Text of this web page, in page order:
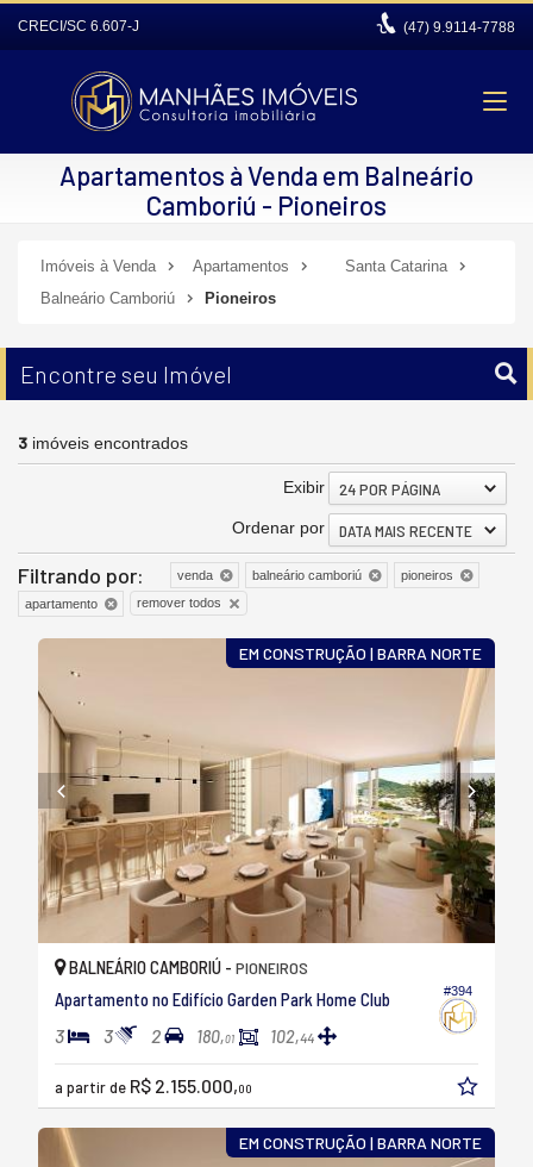
CRECI/SC 6.607-J (47) 9.9114-7788
Apartamentos à Venda em Balneário
Camboriú - Pioneiros
Imóveis à Venda Apartamentos
Santa Catarina
Balneário Camboriú
Pioneiros
Encontre seu Imóvel
3 imóveis encontrados
Exibir 24 POR PÁGINA
Ordenar por DATA MAIS RECENTE
Filtrando por: venda balneário camboriú
pioneiros
apartamento
remover todos
EM CONSTRUÇÃO | BARRA NORTE
#394
BALNEÁRIO CAMBORIÚ - PIONEIROS
Apartamento no Edifício Garden Park Home Club
3 3 2 180,01 102,44
a partir de R$ 2.155.000,00
EM CONSTRUÇÃO | BARRA NORTE